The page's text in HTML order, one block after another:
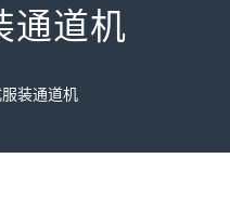
通道机
装通道机